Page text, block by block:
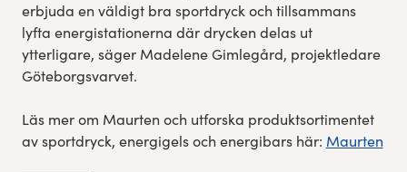
erbjuda en väldigt bra sportdryck och tillsammans
lyfta energistationerna där drycken delas ut
ytterligare, säger Madelene Gimlegård, projektledare
Göteborgsvarvet.
Läs mer om Maurten och utforska produktsortimentet
av sportdryck, energigels och energibars här: Maurten